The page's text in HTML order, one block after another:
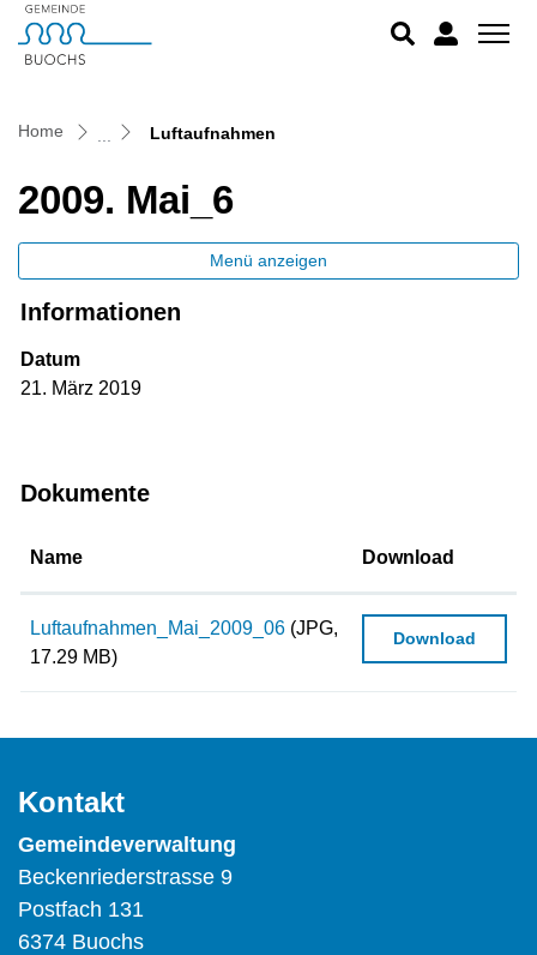
Home Luftaufnahmen
2009. Mai_6
Menü anzeigen
Informationen
Datum
21. März 2019
Dokumente
Name Download
Luftaufnahmen_Mai_2009_06 (JPG,
17.29 MB)
Download
Kontakt
Gemeindeverwaltung
Beckenriederstrasse 9
Postfach 131
6374 Buochs